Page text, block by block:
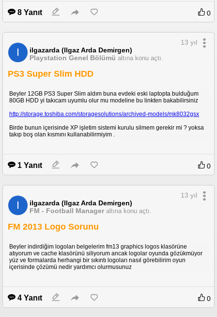
8 Yanıt 0
I
ilgazarda (Ilgaz Arda Demirgen)
Playstation Genel Bölümü altına konu açtı.
13 yıl
PS3 Super Slim HDD
Beyler 12GB PS3 Super Slim aldım buna evdeki eski laptopta bulduğum
80GB HDD yi takıcam uyumlu olur mu modeline bu linkten bakabilirsiniz
http://storage.toshiba.com/storagesolutions/archived-models/mk8032gsx
Birde bunun içerisinde XP işletim sistemi kurulu silmem gerekir mi ? yoksa
takıp boş olan kısmını kullanabilirmiyim .
1 Yanıt 0
I
ilgazarda (Ilgaz Arda Demirgen)
FM - Football Manager altına konu açtı.
13 yıl
FM 2013 Logo Sorunu
Beyler indirdiğim logoları belgelerim fm13 graphics logos klasörüne
atıyorum ve cache klasörünü siliyorum ancak logolar oyunda gözükmüyor
yüz ve formalarda herhangi bir sıkıntı logoları nasıl görebilirim oyun
içerisinde çözümü nedir yardımcı olurmusunuz
4 Yanıt 0